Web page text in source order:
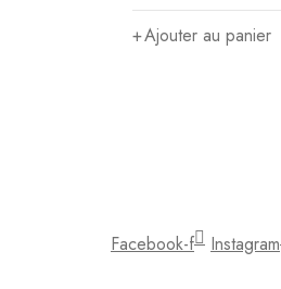
Ajouter au panier
Facebook-f Instagram